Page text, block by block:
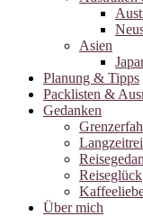
Asien
Planung & Tipps
Packlisten &
Gedanken
Reiseglück
Über mich